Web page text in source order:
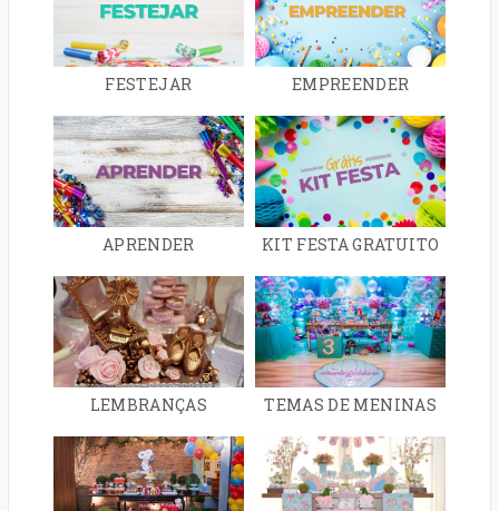
FESTEJAR EMPREENDER
APRENDER KIT FESTA GRATUITO
LEMBRANÇAS TEMAS DE MENINAS